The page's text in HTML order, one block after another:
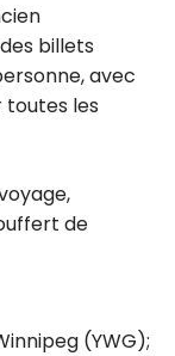
billets
avec
toutes les
de
(YWG);